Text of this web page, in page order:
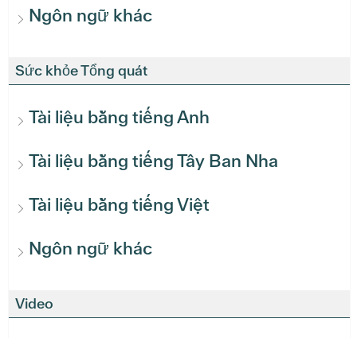
Ngôn ngữ khác
Sức khỏe Tổng quát
Tài liệu bằng tiếng Anh
Tài liệu bằng tiếng Tây Ban Nha
Tài liệu bằng tiếng Việt
Ngôn ngữ khác
Video